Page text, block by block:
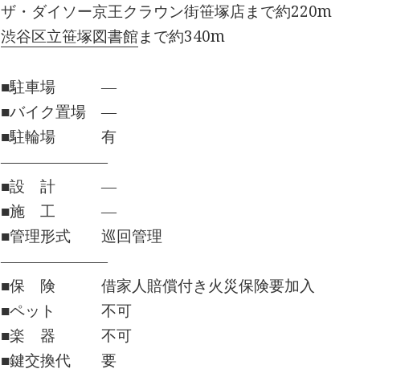
ザ・ダイソー京王クラウン街笹塚店まで約220m
渋谷区立笹塚図書館まで約340m
■駐車場 ―
■バイク置場 ―
■駐輪場 有
―――――――
■設 計 ―
■施 工 ―
■管理形式 巡回管理
―――――――
■保 険 借家人賠償付き火災保険要加入
■ペット 不可
■楽 器 不可
■鍵交換代 要